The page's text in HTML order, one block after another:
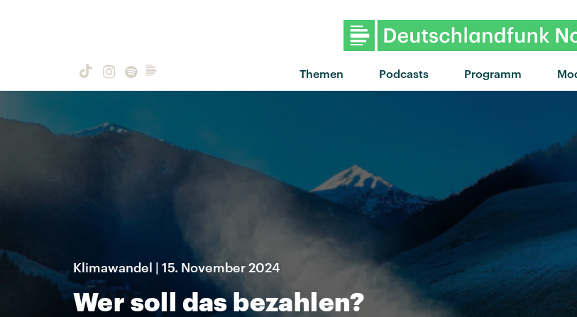
Themen Podcasts Programm
"Sommer
Klimawandel | 15. November 2024
Wer soll das bezahlen?